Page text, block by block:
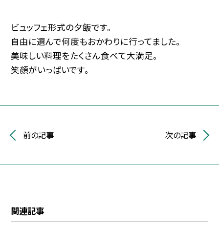
ビュッフェ形式の夕飯です。
自由に選んで何度もおかわりに行ってました。
美味しい料理をたくさん食べて大満足。
笑顔がいっぱいです。
前の記事 次の記事
関連記事